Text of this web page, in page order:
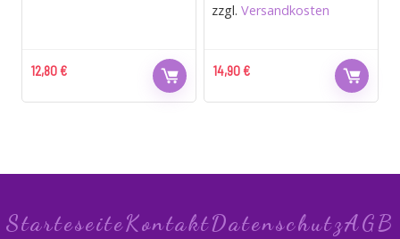
12,80€ 14,90€
zzgl.Versandkosten
StarteseiteKontaktDatenschutzAGB